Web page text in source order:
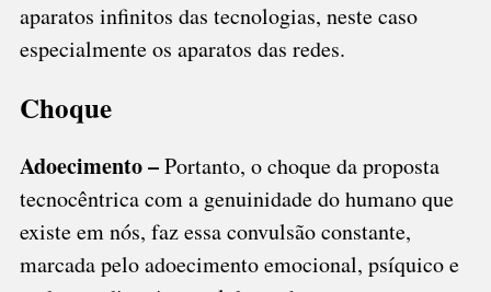
aparatos infinitos das tecnologias, neste caso
especialmente os aparatos das redes.
Choque
Adoecimento –Portanto, o choque da proposta
tecnocêntrica com a genuinidade do humano que
existe em nós, faz essa convulsão constante,
marcada pelo adoecimento emocional, psíquico e